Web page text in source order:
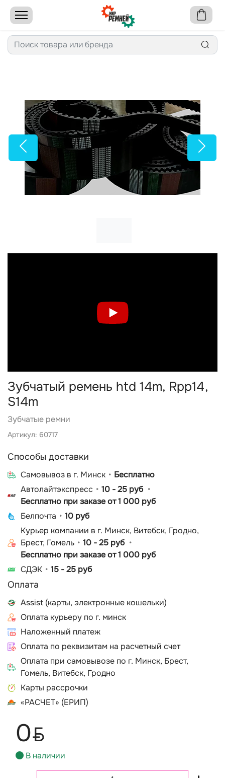
Зубчатый ремень htd 14m, Rpp14,
S14m
Зубчатые ремни
Артикул: 60717
Способы доставки
Cамовывоз в г. Минск
Бесплатно
Автолайтэкспресс
10 - 25 руб
Бесплатно при заказе от 1 000 руб
Белпочта
10 руб
Курьер компании в г. Минск, Витебск, Гродно,
Брест, Гомель
10 - 25 руб
Бесплатно при заказе от 1 000 руб
СДЭК
15 - 25 руб
Оплата
Assist (карты, электронные кошельки)
Оплата курьеру по г. минск
Наложенный платеж
Оплата по реквизитам на расчетный счет
Оплата при самовывозе по г. Минск, Брест,
Гомель, Витебск, Гродно
Карты рассрочки
«РАСЧЕТ» (ЕРИП)
0BYN
В наличии